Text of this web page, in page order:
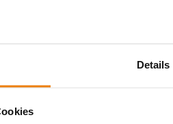
Details